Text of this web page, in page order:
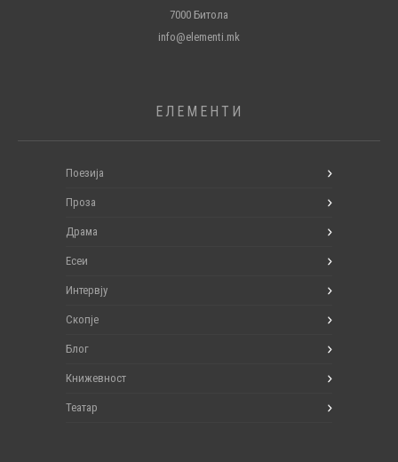
7000 Битола
info@elementi.mk
ЕЛЕМЕНТИ
Поезија
Проза
Драма
Есеи
Интервју
Скопје
Блог
Книжевност
Театар